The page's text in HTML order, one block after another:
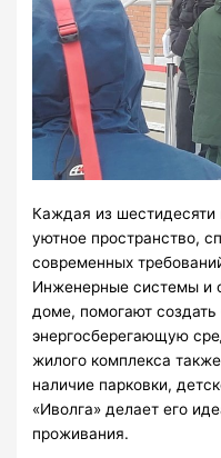
Каждая из шестидесяти
уютное пространство,
современных
Инженерные системы и
доме, помогают создать
энергосберегающую
жилого комплекса
наличие парковки,
«Иволга» делает его
проживания.